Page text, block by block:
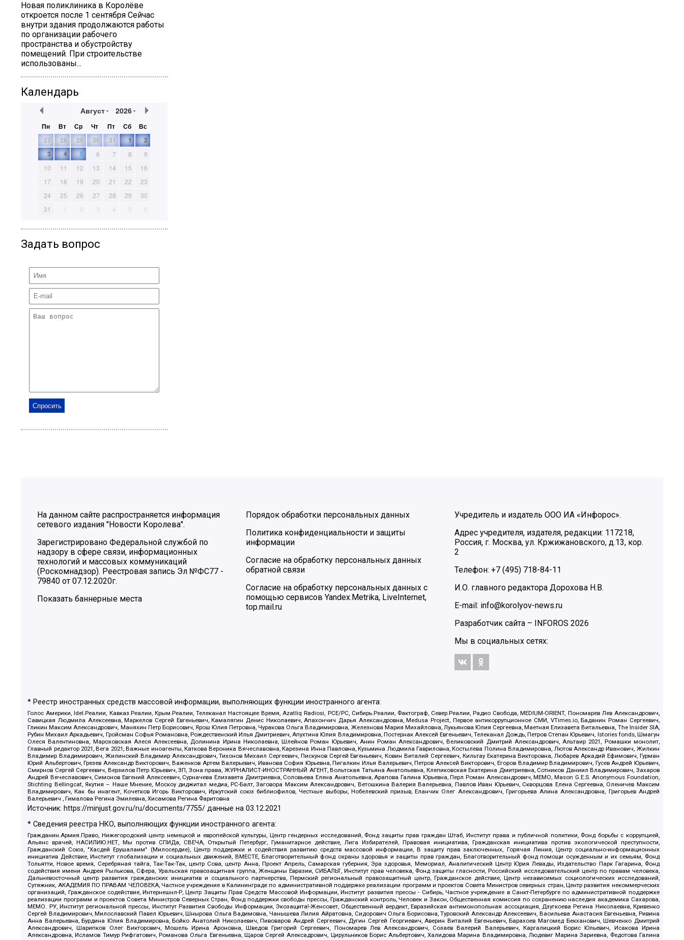
Новая поликлиника в Королёве
откроется после 1 сентября Сейчас
внутри здания продолжаются работы
по организации рабочего
пространства и обустройству
помещений. При строительстве
использованы...
Календарь
Август 2026
Пн Вт Ср Чт Пт Сб
Вс
27
28 29 30 31 1
2
3
4 5 6 7 8
9
10
11 12 13 14 15
16
17
18 19 20 21 22
23
24
25 26 27 28 29
30
31
1 2 3 4 5 6
Задать вопрос
На данном сайте распространяется информация
сетевого издания "Новости Королева".
Зарегистрировано Федеральной службой по
надзору в сфере связи, информационных
технологий и массовых коммуникаций
(Роскомнадзор). Реестровая запись Эл №ФС77 -
79840 от 07.12.2020г.
Показать баннерные места
Порядок обработки персональных данных
Политика конфиденциальности и защиты
информации
Согласие на обработку персональных данных
обратной связи
Согласие на обработку персональных данных с
помощью сервисов Yandex.Metrika, LiveInternet,
top.mail.ru
Учредитель и издатель ООО ИА «Инфорос».
Адрес учредителя, издателя, редакции: 117218,
Россия, г. Москва, ул. Кржижановского, д.13, кор.
2
Телефон: +7 (495) 718-84-11
И.О. главного редактора Дорохова Н.В.
E-mail: info@korolyov-news.ru
Разработчик сайта –
INFOROS 2026
Мы в социальных сетях:
* Реестр иностранных средств массовой информации, выполняющих функции иностранного агента:
Голос Америки, Idel.Реалии, Кавказ.Реалии, Крым.Реалии, Телеканал Настоящее Время, Azatliq Radiosi, PCE/PC, Сибирь.Реалии, Фактограф, Север.Реалии, Радио Свобода, MEDIUM-ORIENT, Пономарев Лев Александрович,
Савицкая Людмила Алексеевна, Маркелов Сергей Евгеньевич, Камалягин Денис Николаевич, Апахончич Дарья Александровна, Medusa Project, Первое антикоррупционное СМИ, VTimes.io, Баданин Роман Сергеевич,
Гликин Максим Александрович, Маняхин Петр Борисович, Ярош Юлия Петровна, Чуракова Ольга Владимировна, Железнова Мария Михайловна, Лукьянова Юлия Сергеевна, Маетная Елизавета Витальевна, The Insider SIA,
Рубин Михаил Аркадьевич, Гройсман Софья Романовна, Рождественский Илья Дмитриевич, Апухтина Юлия Владимировна, Постернак Алексей Евгеньевич, Телеканал Дождь, Петров Степан Юрьевич, Istories fonds, Шмагун
Олеся Валентиновна, Мароховская Алеся Алексеевна, Долинина Ирина Николаевна, Шлейнов Роман Юрьевич, Анин Роман Александрович, Великовский Дмитрий Александрович, Альтаир 2021, Ромашки монолит,
Главный редактор 2021, Вега 2021, Важные иноагенты, Каткова Вероника Вячеславовна, Карезина Инна Павловна, Кузьмина Людмила Гавриловна, Костылева Полина Владимировна, Лютов Александр Иванович, Жилкин
Владимир Владимирович, Жилинский Владимир Александрович, Тихонов Михаил Сергеевич, Пискунов Сергей Евгеньевич, Ковин Виталий Сергеевич, Кильтау Екатерина Викторовна, Любарев Аркадий Ефимович, Гурман
Юрий Альбертович, Грезев Александр Викторович, Важенков Артем Валерьевич, Иванова София Юрьевна, Пигалкин Илья Валерьевич, Петров Алексей Викторович, Егоров Владимир Владимирович, Гусев Андрей Юрьевич,
Смирнов Сергей Сергеевич, Верзилов Петр Юрьевич, ЗП, Зона права, ЖУРНАЛИСТ-ИНОСТРАННЫЙ АГЕНТ, Вольтская Татьяна Анатольевна, Клепиковская Екатерина Дмитриевна, Сотников Даниил Владимирович, Захаров
Андрей Вячеславович, Симонов Евгений Алексеевич, Сурначева Елизавета Дмитриевна, Соловьева Елена Анатольевна, Арапова Галина Юрьевна, Перл Роман Александрович, МЕМО, Mason G.E.S. Anonymous Foundation,
Stichting Bellingcat, Якутия – Наше Мнение, Москоу диджитал медиа, РС-Балт, Заговора Максим Александрович, Ветошкина Валерия Валерьевна, Павлов Иван Юрьевич, Скворцова Елена Сергеевна, Оленичев Максим
Владимирович, Как бы инагент, Кочетков Игорь Викторович, Иркутский союз библиофилов, Честные выборы, Нобелевский призыв, Еланчик Олег Александрович, Григорьева Алина Александровна, Григорьев Андрей
Валерьевич , Гималова Регина Эмилевна, Хисамова Регина Фаритовна
Источник: https://minjust.gov.ru/ru/documents/7755/ данные на03.12.2021
* Сведения реестра НКО, выполняющих функции иностранного агента:
Гражданин.Армия.Право, Нижегородский центр немецкой и европейской культуры, Центр гендерных исследований, Фонд защиты прав граждан Штаб, Институт права и публичной политики, Фонд борьбы с коррупцией,
Альянс врачей, НАСИЛИЮ.НЕТ, Мы против СПИДа, СВЕЧА, Открытый Петербург, Гуманитарное действие, Лига Избирателей, Правовая инициатива, Гражданская инициатива против экологической преступности,
Гражданский Союз, "Хасдей Ерушалаим" (Милосердие), Центр поддержки и содействия развитию средств массовой информации, В защиту прав заключенных, Горячая Линия, Центр социально-информационных
инициатив Действие, Институт глобализации и социальных движений, ВМЕСТЕ, Благотворительный фонд охраны здоровья и защиты прав граждан, Благотворительный фонд помощи осужденным и их семьям, Фонд
Тольятти, Новое время, Серебряная тайга, Так-Так-Так, центр Сова, центр Анна, Проект Апрель, Самарская губерния, Эра здоровья, Мемориал, Аналитический Центр Юрия Левады, Издательство Парк Гагарина, Фонд
содействия имени Андрея Рылькова, Сфера, Уральская правозащитная группа, Женщины Евразии, СИБАЛЬТ, Институт прав человека, Фонд защиты гласности, Российский исследовательский центр по правам человека,
Дальневосточный центр развития гражданских инициатив и социального партнерства, Пермский региональный правозащитный центр, Гражданское действие, Центр независимых социологических исследований,
Сутяжник, АКАДЕМИЯ ПО ПРАВАМ ЧЕЛОВЕКА, Частное учреждение в Калининграде по административной поддержке реализации программ и проектов Совета Министров северных стран, Центр развития некоммерческих
организаций, Гражданское содействие, Интернешнл-Р, Центр Защиты Прав Средств Массовой Информации, Институт развития прессы - Сибирь, Частное учреждение в Санкт-Петербурге по административной поддержке
реализации программ и проектов Совета Министров Северных Стран, Фонд поддержки свободы прессы, Гражданский контроль, Человек и Закон, Общественная комиссия по сохранению наследия академика Сахарова,
МЕМО. РУ, Институт региональной прессы, Институт Развития Свободы Информации, Экозащита!-Женсовет, Общественный вердикт, Евразийская антимонопольная ассоциация, Дзугкоева Регина Николаевна, Кривенко
Сергей Владимирович, Милославский Павел Юрьевич, Шнырова Ольга Вадимовна, Чанышева Лилия Айратовна, Сидорович Ольга Борисовна, Туровский Александр Алексеевич, Васильева Анастасия Евгеньевна, Ривина
Анна Валерьевна, Бурдина Юлия Владимировна, Бойко Анатолий Николаевич, Пивоваров Андрей Сергеевич, Дугин Сергей Георгиевич, Аверин Виталий Евгеньевич, Барахоев Магомед Бекханович, Шевченко Дмитрий
Александрович, Шарипков Олег Викторович, Мошель Ирина Ароновна, Шведов Григорий Сергеевич, Пономарев Лев Александрович, Созаев Валерий Валерьевич, Каргалицкий Борис Юльевич, Исакова Ирина
Александровна, Исламов Тимур Рифгатович, Романова Ольга Евгеньевна, Щаров Сергей Алексадрович, Цирульников Борис Альбертович, Халидова Марина Владимировна, Людевиг Марина Зариевна, Федотова Галина